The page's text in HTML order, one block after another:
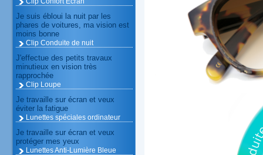
Je suis ébloui la nuit par les
phares de voitures, ma vision est
moins bonne
Clip Conduite de nuit
J'effectue des petits travaux
minutieux en vision très
rapprochée
Clip Loupe
Je travaille sur écran et veux
éviter la fatigue
Lunettes spéciales ordinateur
Je travaille sur écran et veux
protéger mes yeux
Lunettes Anti-Lumière Bleue